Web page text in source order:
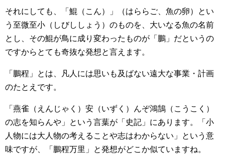
それにしても、「鯤（こん）」（はららご、魚の卵）とい
う至微至小（しびししょう）のものを、大いなる魚の名前
とし、その鯤が鳥に成り変わったものが「鵬」だというの
ですからとても奇抜な発想と言えます。
「鵬程」とは、凡人には思いも及ばない遠大な事業・計画
のたとえです。
「燕雀（えんじゃく）安（いずく）んぞ鴻鵠（こうこく）
の志を知らんや」という言葉が「史記」にあります。「小
人物には大人物の考えることや志はわからない」という意
味ですが、「鵬程万里」と発想がどこか似ていますね。